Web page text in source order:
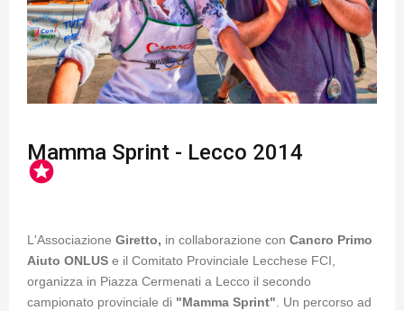
Mamma Sprint - Lecco 2014
stars
L'Associazione Giretto, in collaborazione con Cancro Primo
Aiuto ONLUS e il Comitato Provinciale Lecchese FCI,
organizza in Piazza Cermenati a Lecco il secondo
campionato provinciale di "Mamma Sprint". Un percorso ad